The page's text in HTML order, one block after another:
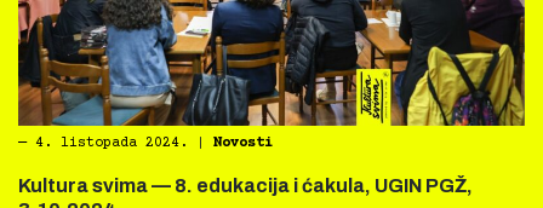
― 4. listopada 2024. Novosti
Kultura svima — 8. edukacija i ćakula, UGIN PGŽ,